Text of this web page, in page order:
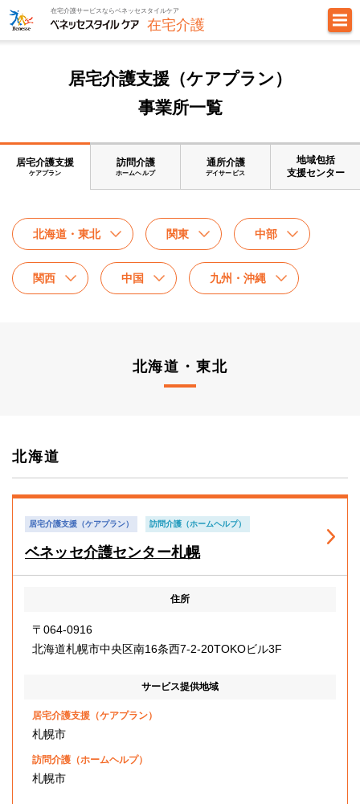
在宅介護サービスならベネッセスタイルケア
在宅介護
居宅介護支援（ケアプラン）
事業所一覧
居宅介護支援
ケアプラン
訪問介護
ホームヘルプ
通所介護
デイサービス
地域包括
支援センター
北海道・東北 関東 中部
関西 中国 九州・沖縄
北海道・東北
北海道
居宅介護支援（ケアプラン） 訪問介護（ホームヘルプ）
ベネッセ介護センター札幌
住所
〒064-0916
北海道札幌市中央区南16条西7-2-20TOKOビル3F
サービス提供地域
居宅介護支援（ケアプラン）
札幌市
訪問介護（ホームヘルプ）
札幌市